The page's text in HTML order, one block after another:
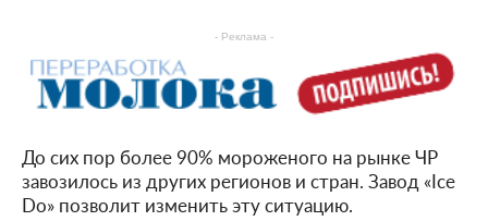
- Реклама -
До сих пор более 90% мороженого на рынке ЧР
завозилось из других регионов и стран. Завод «Ice
Do» позволит изменить эту ситуацию.